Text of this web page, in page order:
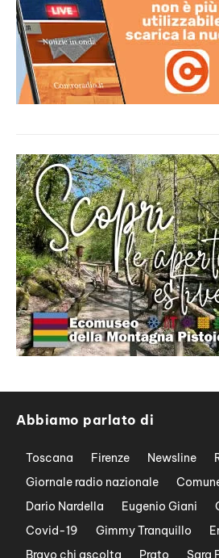
Abbiamo parlato di
Toscana Firenze Newsline
Giornale radio nazionale
Dario Nardella
Eugenio Giani
Covid-19
Gimmy Tranquillo
Bravo chi ascolta
Prato Sara